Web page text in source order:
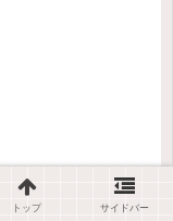
トップ サイドバー